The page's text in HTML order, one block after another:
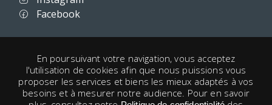
Facebook
Conditions d'utilisation
Confidentialité
Mentions légales
En poursuivant votre navigation, vous acceptez
l'utilisation de cookies afin que nous puissions vous
proposer les services et biens les mieux adaptés à vos
besoins et à mesurer notre audience. Pour en savoir